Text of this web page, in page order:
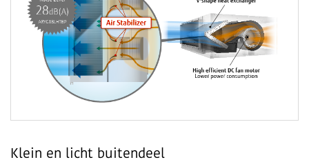
Klein en licht buitendeel